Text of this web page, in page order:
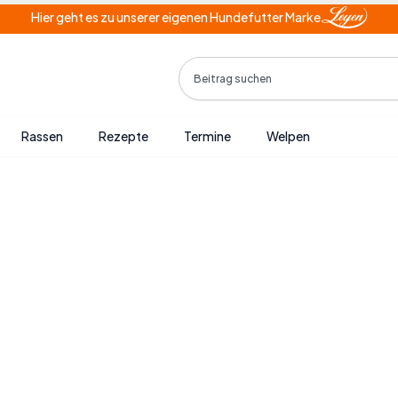
Hier geht es zu unserer eigenen Hundefutter Marke
Search
Rassen Rezepte Termine Welpen